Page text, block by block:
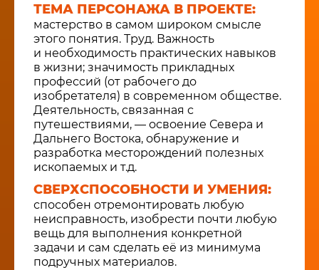
ТЕМА ПЕРСОНАЖА В ПРОЕКТЕ:
мастерство в самом широком смысле
этого понятия. Труд. Важность
и необходимость практических навыков
в жизни; значимость прикладных
профессий (от рабочего до
изобретателя) в современном обществе.
Деятельность, связанная с
путешествиями, — освоение Севера и
Дальнего Востока, обнаружение и
разработка месторождений полезных
ископаемых и т.д.
СВЕРХСПОСОБНОСТИ И УМЕНИЯ:
способен отремонтировать любую
неисправность, изобрести почти любую
вещь для выполнения конкретной
задачи и сам сделать её из минимума
подручных материалов.